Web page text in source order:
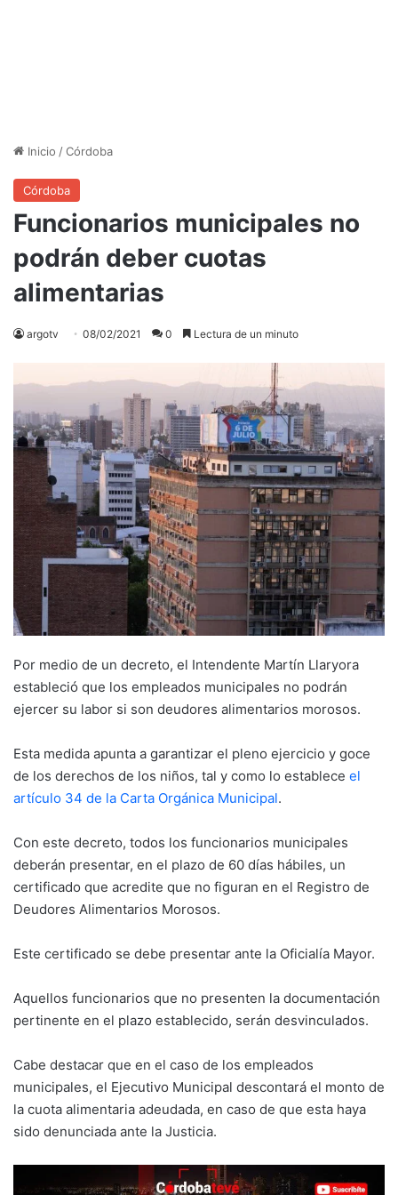
Inicio /Córdoba
Córdoba
Funcionarios municipales no
podrán deber cuotas
alimentarias
argotv 08/02/2021 0 Lectura de un minuto
Por medio de un decreto, el Intendente Martín Llaryora
estableció que los empleados municipales no podrán
ejercer su labor si son deudores alimentarios morosos.
Esta medida apunta a garantizar el pleno ejercicio y goce
de los derechos de los niños, tal y como lo establece el
artículo 34 de la Carta Orgánica Municipal.
Con este decreto, todos los funcionarios municipales
deberán presentar, en el plazo de 60 días hábiles, un
certificado que acredite que no figuran en el Registro de
Deudores Alimentarios Morosos.
Este certificado se debe presentar ante la Oficialía Mayor.
Aquellos funcionarios que no presenten la documentación
pertinente en el plazo establecido, serán desvinculados.
Cabe destacar que en el caso de los empleados
municipales, el Ejecutivo Municipal descontará el monto de
la cuota alimentaria adeudada, en caso de que esta haya
sido denunciada ante la Justicia.